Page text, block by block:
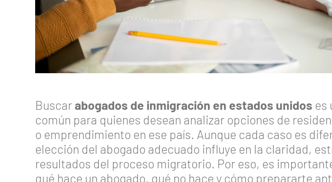
Buscarabogados de inmigración en estados unidos es
común para quienes desean analizar opciones de
o emprendimiento en ese país. Aunque cada caso es
elección del abogado adecuado influye en la claridad,
resultados del proceso migratorio. Por eso, es
qué hace un abogado, qué no hace y cómo prepararte